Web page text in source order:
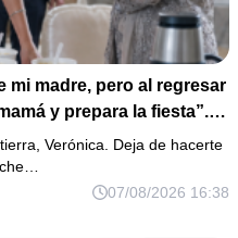
mi madre, pero al regresar
y prepara la fiesta”.
instantáneas, hice una
heredado. Cuando un
descubrió que mi
Verónica. Deja de hacerte
07/08/2026 16:38